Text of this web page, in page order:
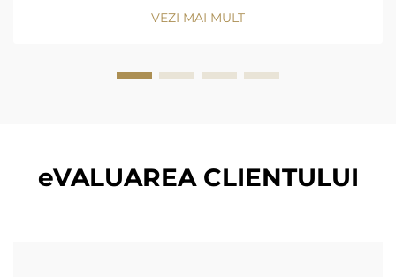
optimizează continuitatea fluxului de lucru prin
VEZI MAI MULT
eVALUAREA CLIENTULUI